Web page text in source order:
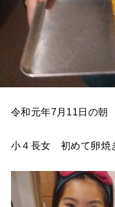
令和元年7月11日の朝
小４長女 初めて卵焼